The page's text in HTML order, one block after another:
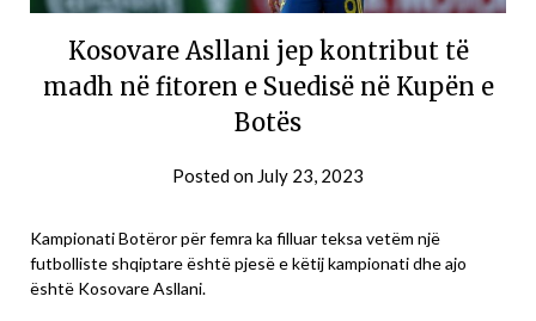
Kosovare Asllani jep kontribut të
madh në fitoren e Suedisë në Kupën e
Botës
Posted on July 23, 2023
Kampionati Botëror për femra ka filluar teksa vetëm një
futbolliste shqiptare është pjesë e këtij kampionati dhe ajo
është Kosovare Asllani.